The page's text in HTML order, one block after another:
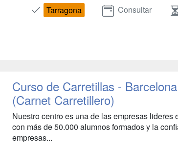
Tarragona Consultar
Curso de Carretillas -
(Carnet Carretillero)
Nuestro centro es una de las empresas lideres
con más de 50.000 alumnos formados y la
empresas...